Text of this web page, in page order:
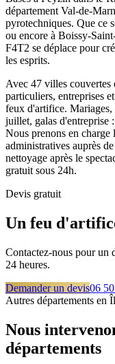
département Val-de-
pyrotechniques. Que ce
ou encore à Boissy-
F4T2 se déplace pour
les esprits.
Avec 47 villes couvertes
particuliers, entreprises
feux d'artifice. Mariages,
juillet, galas d'entreprise
Nous prenons en charge
administratives auprès
nettoyage après le
gratuit sous 24h.
Devis gratuit
Un feu
Contactez-nous pour un
24 heures.
Demander un devis06
Autres départements en
Nous
départements